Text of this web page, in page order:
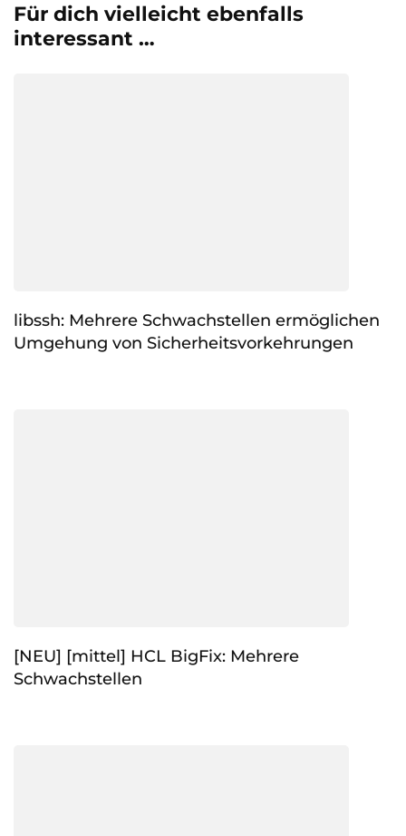
Für dich vielleicht ebenfalls
interessant …
libssh: Mehrere Schwachstellen ermöglichen
Umgehung von Sicherheitsvorkehrungen
[NEU] [mittel] HCL BigFix: Mehrere
Schwachstellen